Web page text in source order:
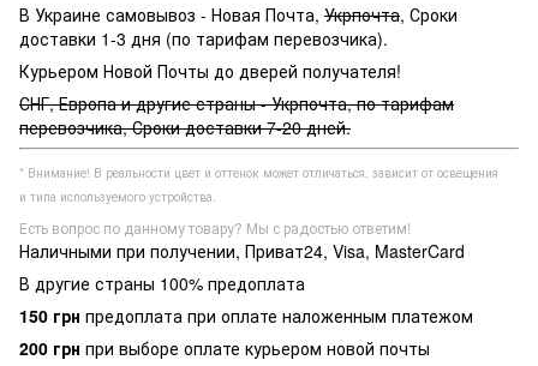
В Украине самовывоз - Новая Почта, Укрпочта, Сроки
доставки 1-3 дня (по тарифам перевозчика).
Курьером Новой Почты до дверей получателя!
СНГ, Европа и другие страны - Укрпочта, по тарифам
перевозчика, Сроки доставки 7-20 дней.
* Внимание! В реальности цвет и оттенок может отличаться, зависит от освещения
и типа используемого устройства.
Есть вопрос по данному товару? Мы с радостью ответим!
Наличными при получении, Приват24, Visa, MasterCard
В другие страны 100% предоплата
150 грн предоплата при оплате наложенным платежом
200 грн при выборе оплате курьером новой почты